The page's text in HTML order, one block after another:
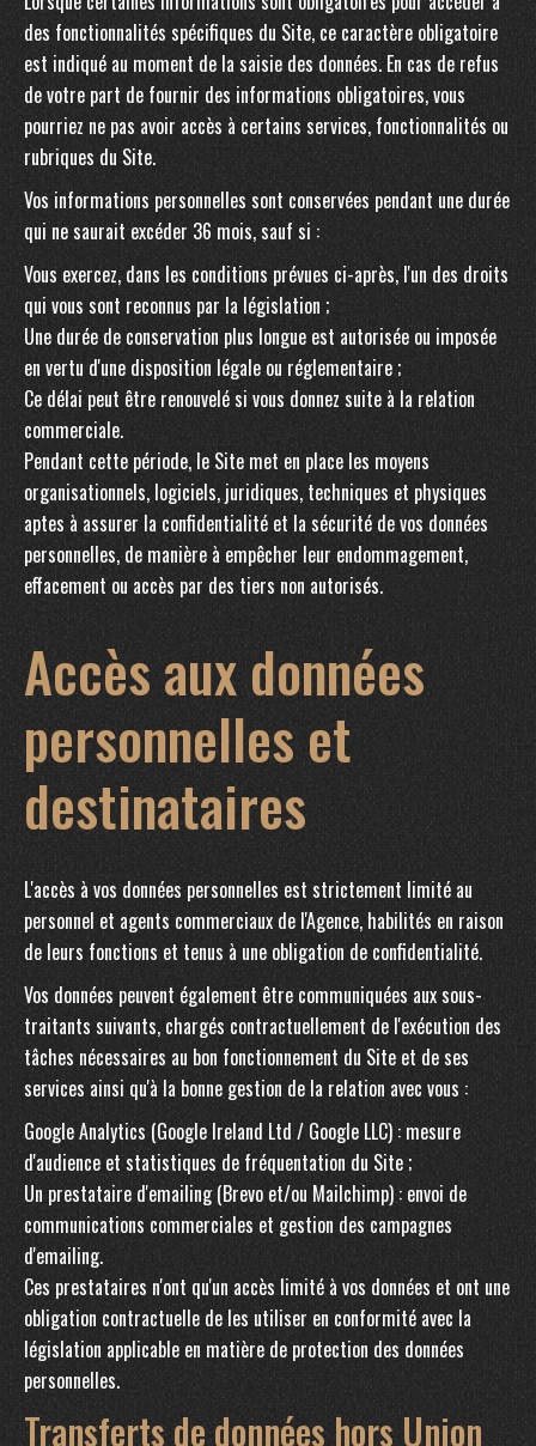
des fonctionnalités spécifiques du Site, ce caractère obligatoire
est indiqué au moment de la saisie des données. En cas de refus
de votre part de fournir des informations obligatoires, vous
pourriez ne pas avoir accès à certains services, fonctionnalités ou
rubriques du Site.
Vos informations personnelles sont conservées pendant une durée
qui ne saurait excéder 36 mois, sauf si :
Vous exercez, dans les conditions prévues ci-après, l'un des droits
qui vous sont reconnus par la législation ;
Une durée de conservation plus longue est autorisée ou imposée
en vertu d'une disposition légale ou réglementaire ;
Ce délai peut être renouvelé si vous donnez suite à la relation
commerciale.
Pendant cette période, le Site met en place les moyens
organisationnels, logiciels, juridiques, techniques et physiques
aptes à assurer la confidentialité et la sécurité de vos données
personnelles, de manière à empêcher leur endommagement,
effacement ou accès par des tiers non autorisés.
Accès aux données
personnelles et
destinataires
L'accès à vos données personnelles est strictement limité au
personnel et agents commerciaux de l'Agence, habilités en raison
de leurs fonctions et tenus à une obligation de confidentialité.
Vos données peuvent également être communiquées aux sous-
traitants suivants, chargés contractuellement de l'exécution des
tâches nécessaires au bon fonctionnement du Site et de ses
services ainsi qu'à la bonne gestion de la relation avec vous :
Google Analytics (Google Ireland Ltd / Google LLC) : mesure
d'audience et statistiques de fréquentation du Site ;
Un prestataire d'emailing (Brevo et/ou Mailchimp) : envoi de
communications commerciales et gestion des campagnes
d'emailing.
Ces prestataires n'ont qu'un accès limité à vos données et ont une
obligation contractuelle de les utiliser en conformité avec la
législation applicable en matière de protection des données
personnelles.
Transferts de données hors Union